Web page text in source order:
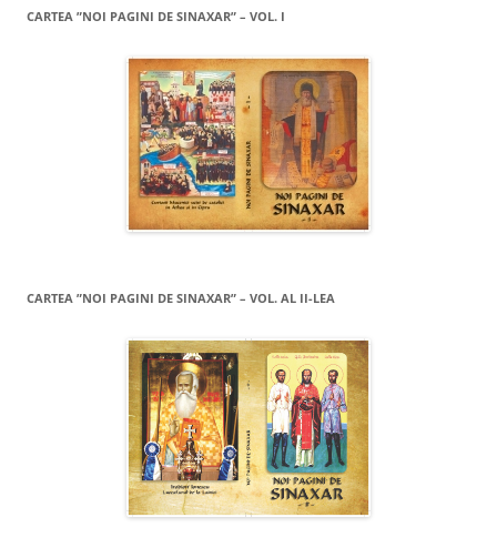
CARTEA ”NOI PAGINI DE SINAXAR” – VOL. I
CARTEA ”NOI PAGINI DE SINAXAR” – VOL. AL II-LEA